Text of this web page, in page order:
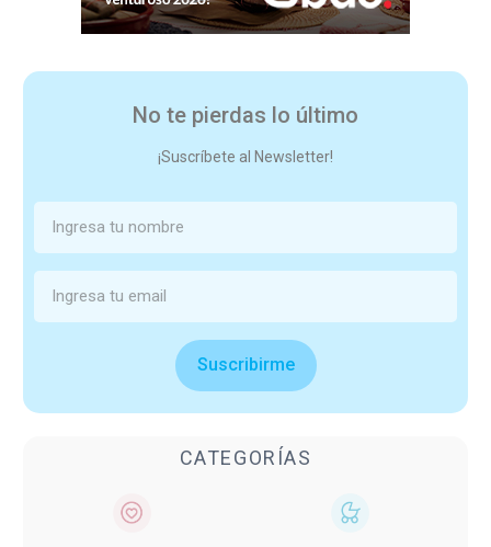
No te pierdas lo último
¡Suscríbete al Newsletter!
Suscribirme
CATEGORÍAS